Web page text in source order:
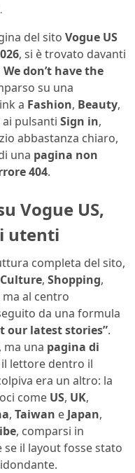
del sito Vogue US
, si è trovato davanti
We don’t have the
su una
a Fashion, Beauty,
pulsanti Sign in,
abbastanza chiaro,
una pagina non
404.
Vogue US,
utenti
completa del sito,
Culture, Shopping,
ma al centro
da una formula
our latest stories”.
una pagina di
lettore dentro il
era un altro: la
come US, UK,
, Taiwan e Japan,
, comparsi in
se il layout fosse stato